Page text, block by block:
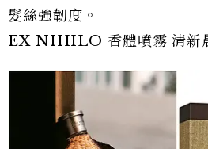
髮絲強韌度。
EX NIHILO 香體噴霧 清新